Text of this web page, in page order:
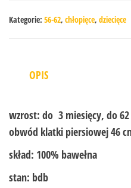
Kategorie: 56-62, chłopięce, dziecięce
OPIS
wzrost: do 3 miesięcy, do
obwód klatki piersiowej 46
skład: 100% bawełna
stan: bdb